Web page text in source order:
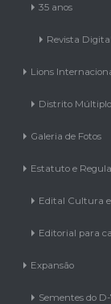
35 anos
Revista
Lions
Distrito
Galeria de Fotos
Estatuto e
Edital Cultura
Editorial para
Expansão
Sementes do